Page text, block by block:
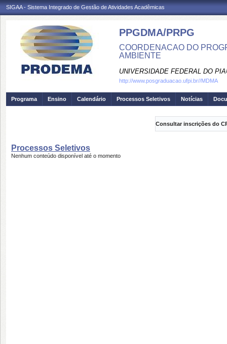
SIGAA - Sistema Integrado de Gestão de Atividades Acadêmicas
PPGDMA/PRPG
COORDENACAO DO
AMBIENTE
UNIVERSIDADE FEDERAL DO
http://www.posgraduacao.ufpi.br//MDMA
Programa Ensino Calendário Processos Seletivos Notícias
Consultar inscrições do
Processos Seletivos
Nenhum conteúdo disponível até o momento